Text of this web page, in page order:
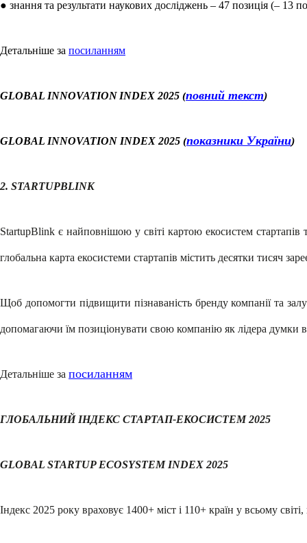
● знання та результати наукових досліджень – 47 позиція (– 13
Детальніше за посиланням
GLOBAL INNOVATION INDEX 2025 (повний текст)
GLOBAL INNOVATION INDEX 2025 (показники України)
2. STARTUPBLINK
StartupBlink є найповнішою у світі картою екосистем
глобальна карта екосистеми стартапів містить десятки тисяч
Щоб допомогти підвищити пізнаваність бренду компанії та
допомагаючи їм позиціонувати свою компанію як лідера думки в
Детальніше за посиланням
ГЛОБАЛЬНИЙ ІНДЕКС СТАРТАП-ЕКОСИСТЕМ 2025
GLOBAL STARTUP ECOSYSTEM INDEX 2025
Індекс 2025 року враховує 1400+ міст і 110+ країн у всьому